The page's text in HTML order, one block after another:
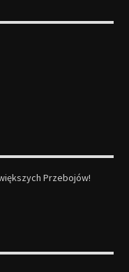
Przebojów!